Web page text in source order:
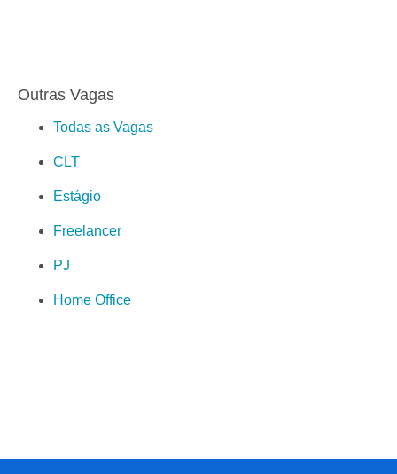
Outras Vagas
Todas as Vagas
CLT
Estágio
Freelancer
PJ
Home Office